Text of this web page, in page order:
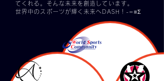
てくれる。そんな未来を創造しています。
世界中のスポーツが輝く未来へDASH！-=≡Σ